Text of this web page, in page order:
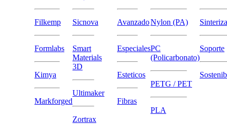
Filkemp
Formlabs
Kimya
Markforged
Sicnova
Smart
Materials
3D
Ultimaker
Zortrax
Avanzado
Especiales
Esteticos
Fibras
Nylon (PA)
PC
(Policarbonato)
PETG / PET
PLA
Soporte